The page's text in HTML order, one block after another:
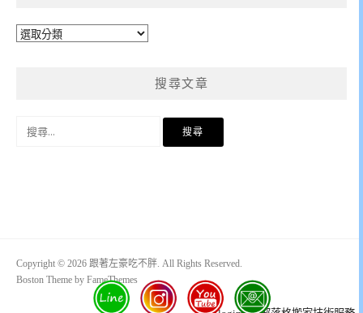
分
搜尋文章
Copyright © 2026 跟著左豪吃不胖. All Rights Reserved.
Boston Theme by FameThemes